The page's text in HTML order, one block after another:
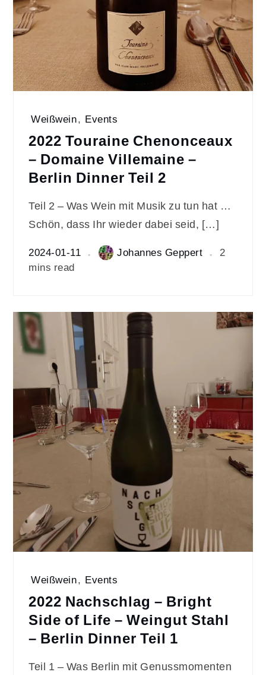
Weißwein, Events
2022 Touraine Chenonceaux
– Domaine Villemaine –
Berlin Dinner Teil 2
Teil 2 – Was Wein mit Musik zu tun hat …
Schön, dass Ihr wieder dabei seid, […]
2024-01-11 Johannes Geppert
2
mins read
Weißwein, Events
2022 Nachschlag – Bright
Side of Life – Weingut Stahl
– Berlin Dinner Teil 1
Teil 1 – Was Berlin mit Genussmomenten